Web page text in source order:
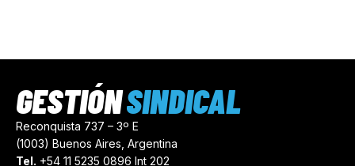
“Una obra justa y necesaria”:
Moreno tendrá un nuevo espacio
para la atención de personas del
espectro autista